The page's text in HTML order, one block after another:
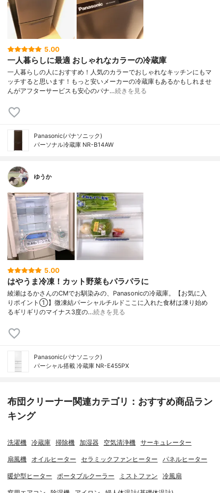
5.00
一人暮らしに最適 おしゃれなカラーの冷蔵庫
一人暮らしの人におすすめ！人気のカラーでおしゃれなキッチンにもマ
ッチすると思います！もっと安いメーカーの冷蔵庫もあるかもしれませ
んがアフターサービスも安心のパナ…続きを見る
Panasonic(パナソニック)
パーソナル冷蔵庫 NR-B14AW
ゆうか
5.00
はやうま冷凍！カット野菜もパラパラに
綾瀬はるかさんのCMでお馴染みの、Panasonicの冷蔵庫。【お気に入
りポイント①】微凍結パーシャルチルドここに入れた食材は凍り始め
るギリギリのマイナス3度の…続きを見る
Panasonic(パナソニック)
パーシャル搭載 冷蔵庫 NR-E455PX
布団クリーナー関連カテゴリ：おすすめ商品ラン
キング
洗濯機 冷蔵庫 掃除機 加湿器 空気清浄機 サーキュレーター
扇風機 オイルヒーター セラミックファンヒーター パネルヒーター
暖炉型ヒーター ポータブルクーラー ミストファン 冷風扇